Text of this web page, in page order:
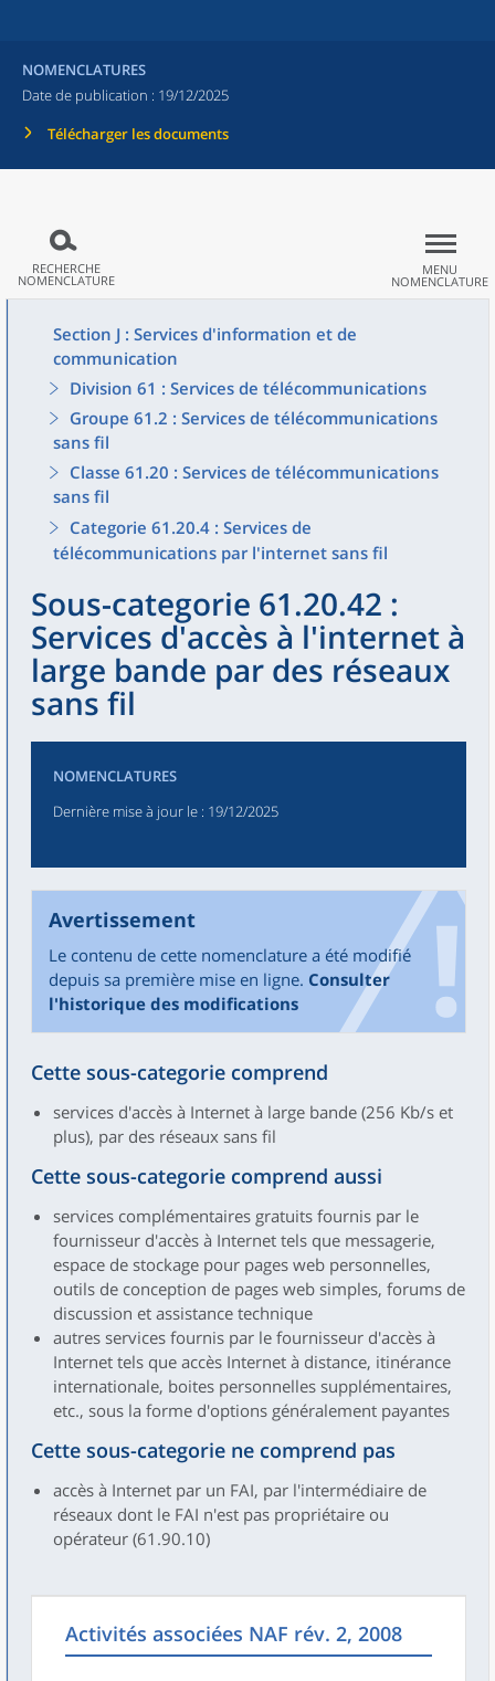
NOMENCLATURES
Date de publication : 19/12/2025
Télécharger les documents
RECHERCHE
NOMENCLATURE
MENU
NOMENCLATURE
Section J : Services d'information et de
communication
Division 61 : Services de télécommunications
Groupe 61.2 : Services de télécommunications
sans fil
Classe 61.20 : Services de télécommunications
sans fil
Categorie 61.20.4 : Services de
télécommunications par l'internet sans fil
Sous-categorie 61.20.42 :
Services d'accès à l'internet à
large bande par des réseaux
sans fil
NOMENCLATURES
Dernière mise à jour le : 19/12/2025
Avertissement
Le contenu de cette nomenclature a été modifié
depuis sa première mise en ligne. Consulter
l'historique des modifications
Cette sous-categorie comprend
services d'accès à Internet à large bande (256 Kb/s et
plus), par des réseaux sans fil
Cette sous-categorie comprend aussi
services complémentaires gratuits fournis par le
fournisseur d'accès à Internet tels que messagerie,
espace de stockage pour pages web personnelles,
outils de conception de pages web simples, forums de
discussion et assistance technique
autres services fournis par le fournisseur d'accès à
Internet tels que accès Internet à distance, itinérance
internationale, boites personnelles supplémentaires,
etc., sous la forme d'options généralement payantes
Cette sous-categorie ne comprend pas
accès à Internet par un FAI, par l'intermédiaire de
réseaux dont le FAI n'est pas propriétaire ou
opérateur (61.90.10)
Activités associées NAF rév. 2, 2008